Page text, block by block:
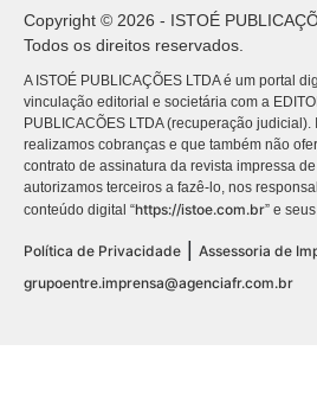
Copyright © 2026 - ISTOÉ
Todos os direitos reservados.
A ISTOÉ PUBLICAÇÕES LTDA é um portal
vinculação editorial e societária com a
PUBLICACÕES LTDA (recuperação
realizamos cobranças e que também não
contrato de assinatura da revista impressa
autorizamos terceiros a fazê-lo, nos
conteúdo digital “https://istoe.com.br” e
Política de Privacidade
Assessoria de
grupoentre.imprensa@agenciafr.com.br